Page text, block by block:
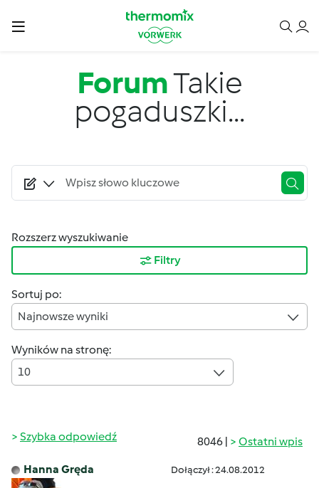
ForumTakie
pogaduszki...
Rozszerz wyszukiwanie
Filtry
Sortuj po:
Najnowsze wyniki
Wyników na stronę:
10
8046 | Ostatni wpis
Szybka odpowiedź
Hanna Gręda Dołączył : 24.08.2012